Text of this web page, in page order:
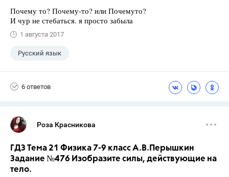
Почему то? Почему-то? или Почемуто?
И чур не стебаться. я просто забыла
1 августа 2017
Русский язык
6 ответов
Роза Красникова
ГДЗ Тема 21 Физика 7-9 класс А.В.Перышкин
Задание №476 Изобразите силы, действующие на
тело.